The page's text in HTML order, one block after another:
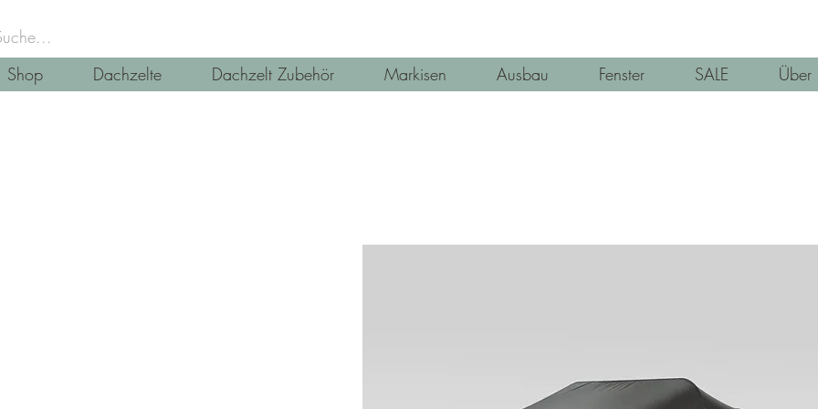
Shop Dachzelte Dachzelt Zubehör Markisen Ausbau Fenster SALE Über